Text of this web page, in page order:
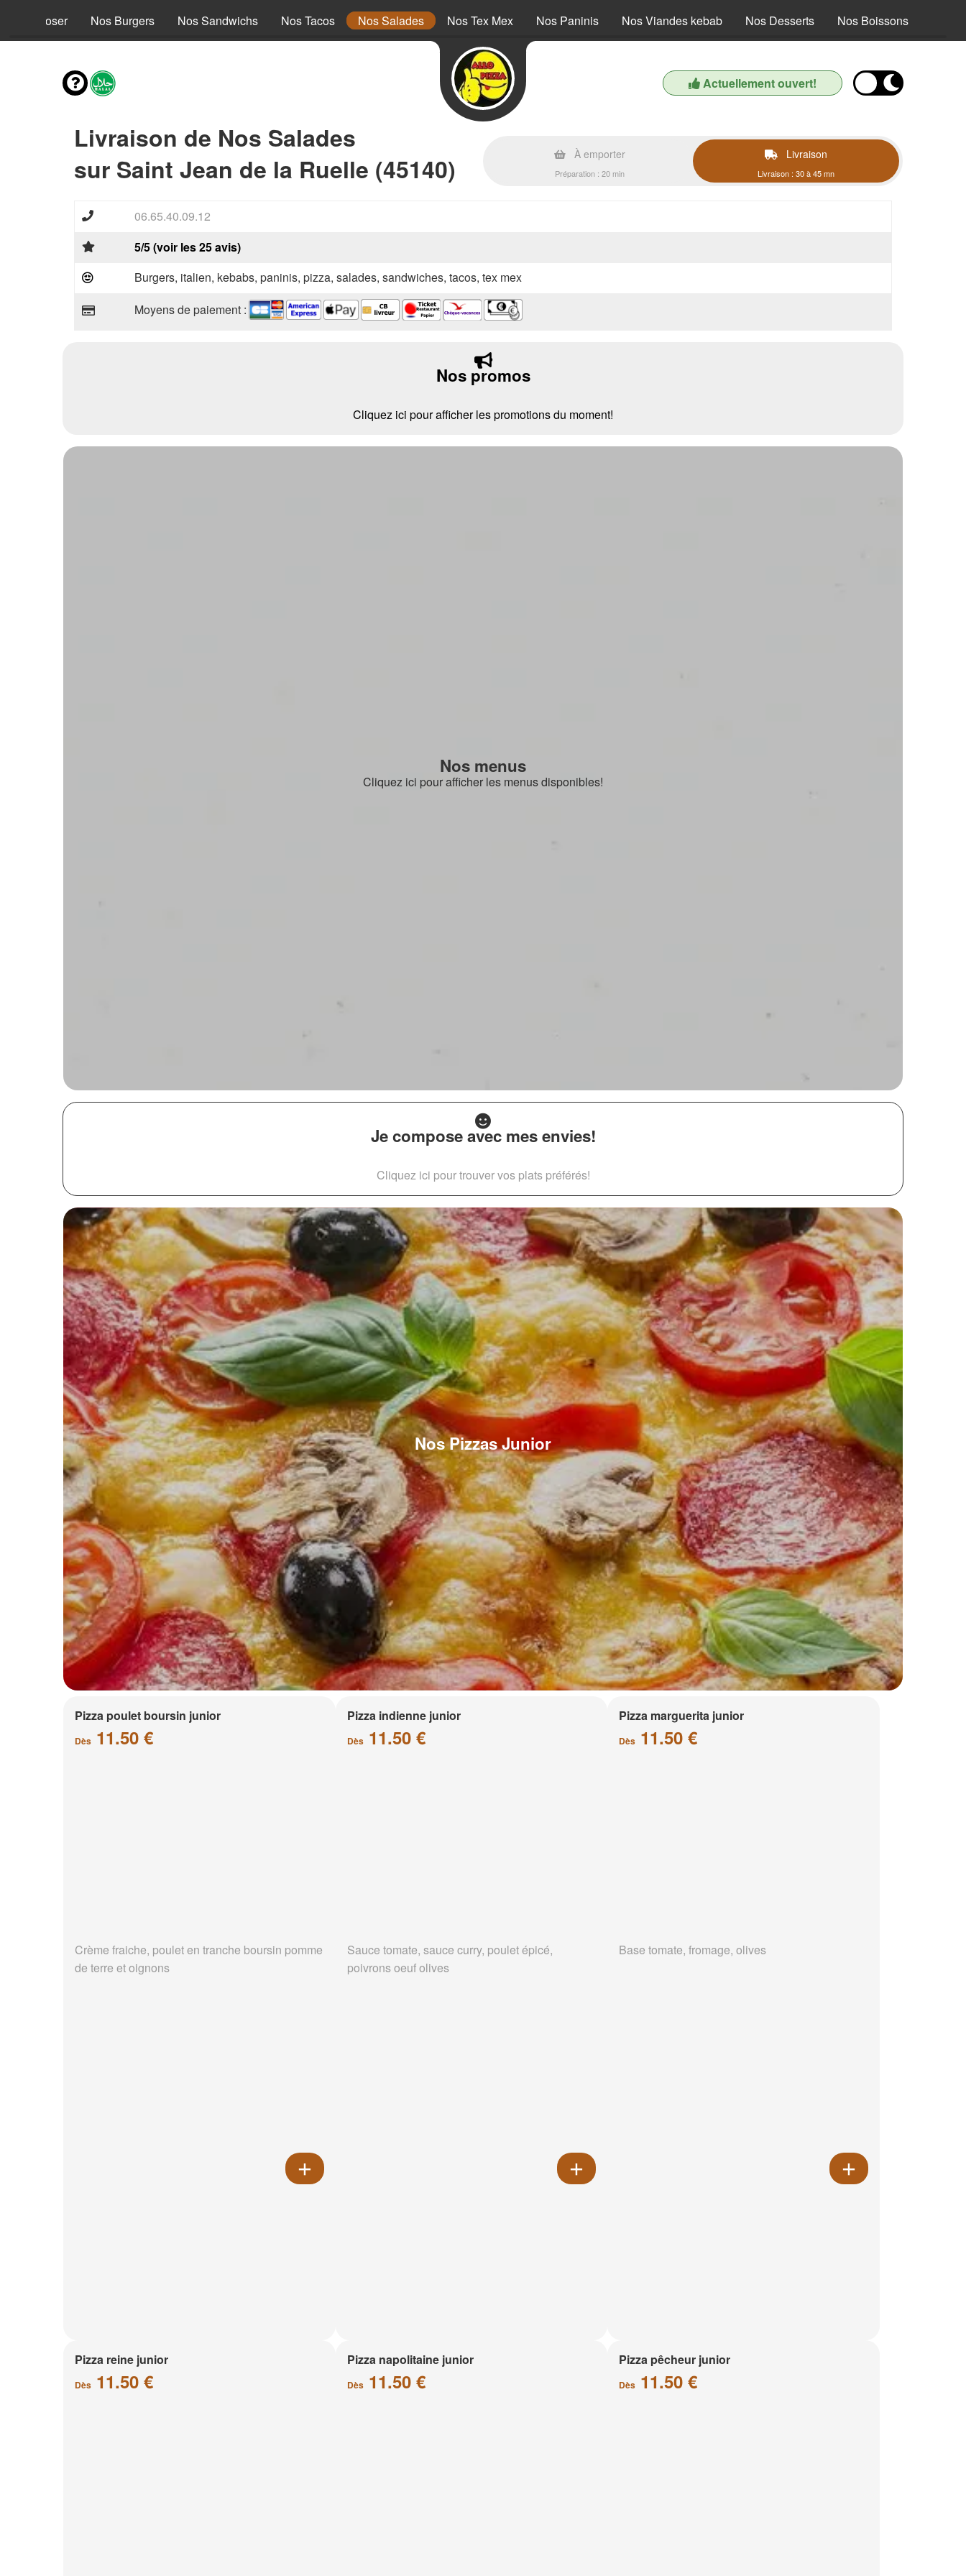
à composer Nos Burgers Nos Sandwichs Nos Tacos Nos Salades Nos Tex Mex Nos Paninis Nos Viandes kebab Nos Desserts Nos Boissons
Actuellement ouvert!
Livraison de Nos Salades
sur Saint Jean de la Ruelle (45140)
À emporter
Préparation : 20 min
Livraison
Livraison : 30 à 45 mn
06.65.40.09.12
5/5 (voir les 25 avis)
Burgers, italien, kebabs, paninis, pizza, salades, sandwiches, tacos, tex mex
Moyens de paiement :
Nos promos
Cliquez ici pour afficher les promotions du moment!
Nos menus
Cliquez ici pour afficher les menus disponibles!
Je compose avec mes envies!
Cliquez ici pour trouver vos plats préférés!
Nos Pizzas Junior
Pizza poulet boursin junior
Dès 11.50 €
Crème fraiche, poulet en tranche boursin pomme
de terre et oignons
Pizza indienne junior
Dès11.50 €
Sauce tomate, sauce curry, poulet épicé,
poivrons oeuf olives
Pizza marguerita junior
Dès 11.50 €
Base tomate, fromage, olives
Pizza reine junior
Dès 11.50 €
Pizza napolitaine junior
Dès11.50 €
Pizza pêcheur junior
Dès 11.50 €